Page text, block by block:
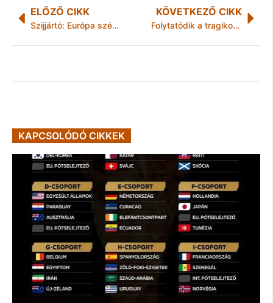
ELŐZŐ CIKK
Szijjártó: Európa szégyenpadjáról az élmezőnybe kerültünk
KÖVETKEZŐ CIKK
Folytatódik a tragikomédia a magyar légierőnél
KAPCSOLÓDÓ CIKKEK